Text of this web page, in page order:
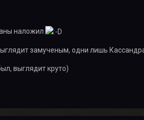
наложил
замученым, одни лишь
выглядит круто)